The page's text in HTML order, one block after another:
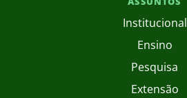
Institucional
Ensino
Pesquisa
Extensão